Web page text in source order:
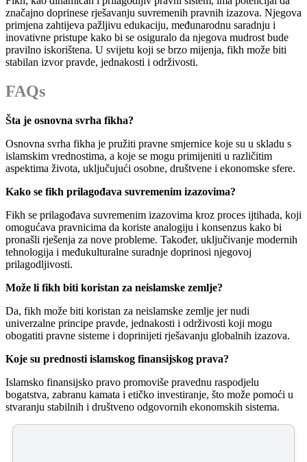
značajno doprinese rješavanju suvremenih pravnih izazova. Njegova
primjena zahtijeva pažljivu edukaciju, međunarodnu saradnju i
inovativne pristupe kako bi se osiguralo da njegova mudrost bude
pravilno iskorištena. U svijetu koji se brzo mijenja, fikh može biti
stabilan izvor pravde, jednakosti i održivosti.
FAQs
Šta je osnovna svrha fikha?
Osnovna svrha fikha je pružiti pravne smjernice koje su u skladu s
islamskim vrednostima, a koje se mogu primijeniti u različitim
aspektima života, uključujući osobne, društvene i ekonomske sfere.
Kako se fikh prilagođava suvremenim izazovima?
Fikh se prilagođava suvremenim izazovima kroz proces ijtihada, koji
omogućava pravnicima da koriste analogiju i konsenzus kako bi
pronašli rješenja za nove probleme. Također, uključivanje modernih
tehnologija i međukulturalne suradnje doprinosi njegovoj
prilagodljivosti.
Može li fikh biti koristan za neislamske zemlje?
Da, fikh može biti koristan za neislamske zemlje jer nudi
univerzalne principe pravde, jednakosti i održivosti koji mogu
obogatiti pravne sisteme i doprinijeti rješavanju globalnih izazova.
Koje su prednosti islamskog finansijskog prava?
Islamsko finansijsko pravo promoviše pravednu raspodjelu
bogatstva, zabranu kamata i etičko investiranje, što može pomoći u
stvaranju stabilnih i društveno odgovornih ekonomskih sistema.